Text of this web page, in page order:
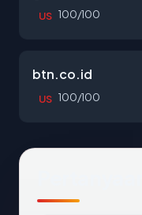
US 100/100
btn.co.id
US 100/100